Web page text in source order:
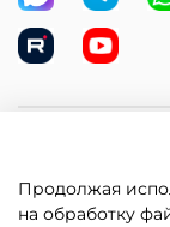
Клиентам
Продолжая
на обработку